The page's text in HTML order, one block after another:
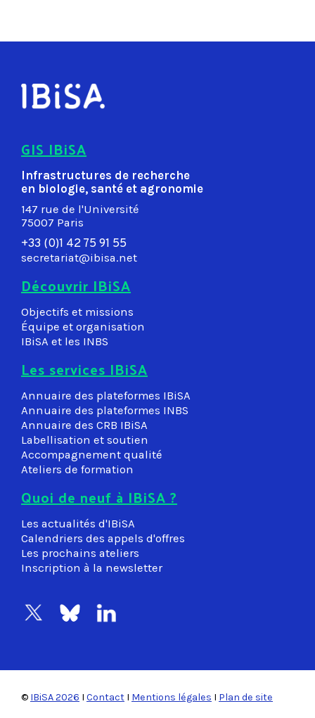
GIS IBiSA
Infrastructures de recherche
en biologie, santé et agronomie
147 rue de l'Université
75007 Paris
+33 (0)1 42 75 91 55
secretariat@ibisa.net
Découvrir IBiSA
Objectifs et missions
Équipe et organisation
IBiSA et les INBS
Les services IBiSA
Annuaire des plateformes IBiSA
Annuaire des plateformes INBS
Annuaire des CRB IBiSA
Labellisation et soutien
Accompagnement qualité
Ateliers de formation
Quoi de neuf à IBiSA ?
Les actualités d'IBiSA
Calendriers des appels d'offres
Les prochains ateliers
Inscription à la newsletter
© IBiSA 2026 I Contact I Mentions légales I Plan de site